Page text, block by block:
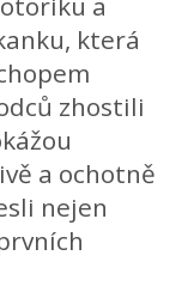
která
zhostili
a ochotně
nejen